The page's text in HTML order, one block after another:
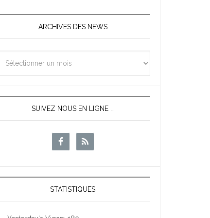
ARCHIVES DES NEWS
SUIVEZ NOUS EN LIGNE …
STATISTIQUES